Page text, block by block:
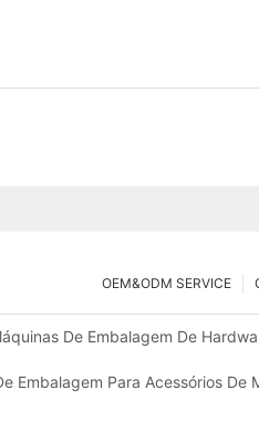
OEM&ODM SERVICE
De Embalagem De
Para Uma Embalagem Eficiente
Embalagem Para Acessórios